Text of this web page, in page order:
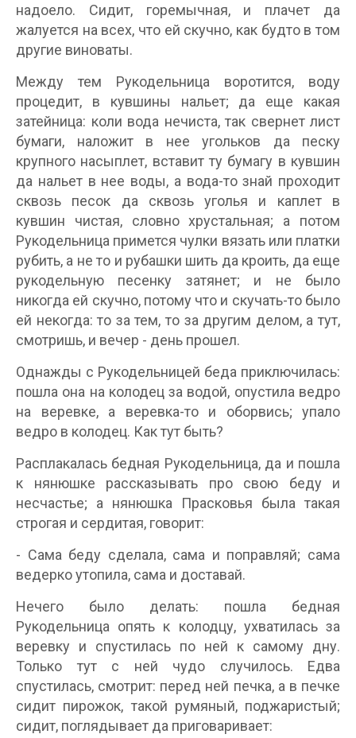
надоело. Сидит, горемычная, и плачет да
жалуется на всех, что ей скучно, как будто в том
другие виноваты.
Между тем Рукодельница воротится, воду
процедит, в кувшины нальет; да еще какая
затейница: коли вода нечиста, так свернет лист
бумаги, наложит в нее угольков да песку
крупного насыплет, вставит ту бумагу в кувшин
да нальет в нее воды, а вода-то знай проходит
сквозь песок да сквозь уголья и каплет в
кувшин чистая, словно хрустальная; а потом
Рукодельница примется чулки вязать или платки
рубить, а не то и рубашки шить да кроить, да еще
рукодельную песенку затянет; и не было
никогда ей скучно, потому что и скучать-то было
ей некогда: то за тем, то за другим делом, а тут,
смотришь, и вечер - день прошел.
Однажды с Рукодельницей беда приключилась:
пошла она на колодец за водой, опустила ведро
на веревке, а веревка-то и оборвись; упало
ведро в колодец. Как тут быть?
Расплакалась бедная Рукодельница, да и пошла
к нянюшке рассказывать про свою беду и
несчастье; а нянюшка Прасковья была такая
строгая и сердитая, говорит:
- Сама беду сделала, сама и поправляй; сама
ведерко утопила, сама и доставай.
Нечего было делать: пошла бедная
Рукодельница опять к колодцу, ухватилась за
веревку и спустилась по ней к самому дну.
Только тут с ней чудо случилось. Едва
спустилась, смотрит: перед ней печка, а в печке
сидит пирожок, такой румяный, поджаристый;
сидит, поглядывает да приговаривает: